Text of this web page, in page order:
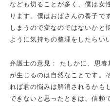
なども切ることが多く、僕は女
ります。僕はおばさんの養子で
しまうので変なのではないかと
ように気持ちの整理をしたらい
弁護士の意見： たしかに、思
が生じるのは自然なことです。
れば君の悩みは解消されるかも
できないと思ったときは、信頼